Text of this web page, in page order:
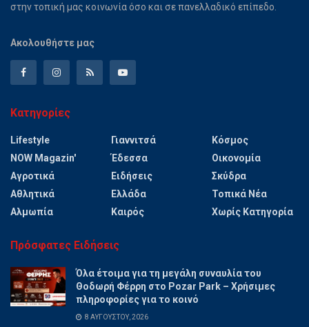
στην τοπική μας κοινωνία όσο και σε πανελλαδικό επίπεδο.
Ακολουθήστε μας
Κατηγορίες
Lifestyle
NOW Magazin'
Αγροτικά
Αθλητικά
Αλμωπία
Γιαννιτσά
Έδεσσα
Ειδήσεις
Ελλάδα
Καιρός
Κόσμος
Οικονομία
Σκύδρα
Τοπικά Νέα
Χωρίς Κατηγορία
Πρόσφατες Ειδήσεις
Όλα έτοιμα για τη μεγάλη συναυλία του
Θοδωρή Φέρρη στο Pozar Park – Χρήσιμες
πληροφορίες για το κοινό
8 ΑΥΓΟΎΣΤΟΥ, 2026